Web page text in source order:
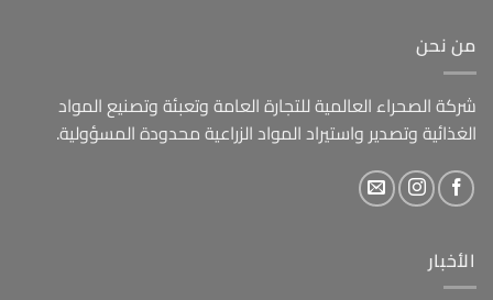
من نحن
شركة الصحراء العالمية للتجارة العامة وتعبئة وتصنيع المواد
الغذائية وتصدير واستيراد المواد الزراعية محدودة المسؤولية.
الأخبار